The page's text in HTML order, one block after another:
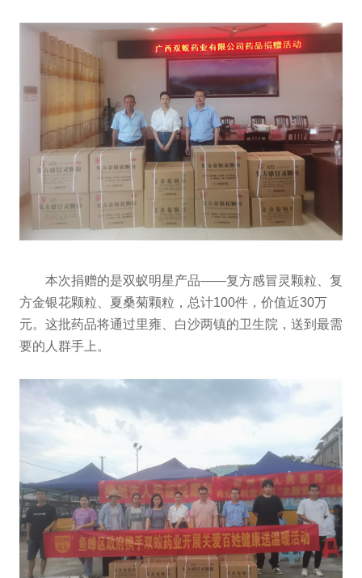
本次捐赠的是双蚁明星产品——复方感冒灵颗粒、复
方金银花颗粒、夏桑菊颗粒，总计100件，价值近30万
元。这批药品将通过里雍、白沙两镇的卫生院，送到最需
要的人群手上。